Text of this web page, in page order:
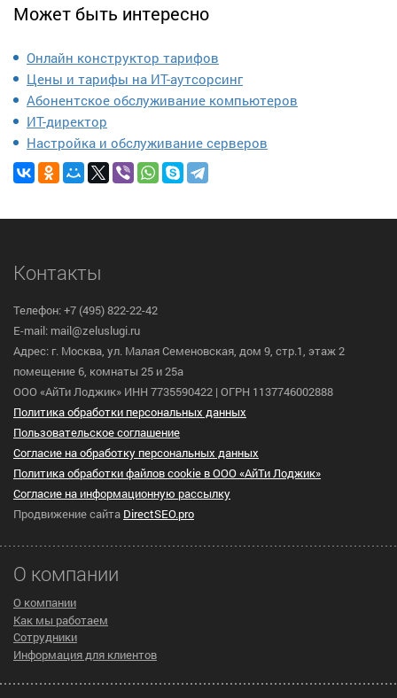
Может быть интересно
Онлайн конструктор тарифов
Цены и тарифы на ИТ-аутсорсинг
Абонентское обслуживание компьютеров
ИТ-директор
Настройка и обслуживание серверов
Контакты
Телефон: +7 (495) 822-22-42
E-mail: mail@zeluslugi.ru
Адрес: г. Москва, ул. Малая Семеновская, дом 9, стр.1, этаж 2
помещение 6, комнаты 25 и 25а
ООО «АйТи Лоджик» ИНН 7735590422 | ОГРН 1137746002888
Политика обработки персональных данных
Пользовательское cоглашение
Согласие на обработку персональных данных
Политика обработки файлов cookie в ООО «АйТи Лоджик»
Согласие на информационную рассылку
Продвижение сайта DirectSEO.pro
О компании
О компании
Как мы работаем
Сотрудники
Информация для клиентов